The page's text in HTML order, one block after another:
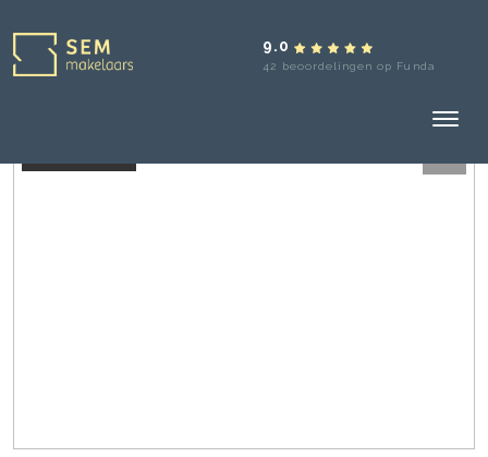
9.0
42 beoordelingen op Funda